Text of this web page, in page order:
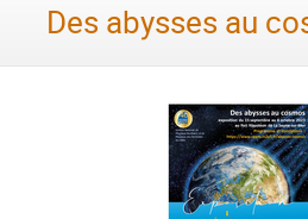
Des abysses au